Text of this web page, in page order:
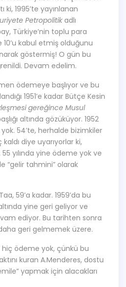
ki, 1995’te yayınlanan
Petropolitik adlı
Türkiye’nin toplu para
kabul etmiş olduğunu
göstermiş! O gün bu
Devam edelim.
ödemeye başlıyor ve bu
1951’e kadar Bütçe Kesin
gereğince Musul
altında gözüküyor. 1952
54’te, herhalde bizimkiler
diye uyarıyorlar ki,
yılında yine ödeme yok ve
“gelir tahmini” olarak
59’a kadar. 1959’da bu
yine geri geliyor ve
ediyor. Bu tarihten sonra
geri gelmemek üzere.
hiç ödeme yok, çünkü bu
kuran A.Menderes, dostu
yapmak için alacakları